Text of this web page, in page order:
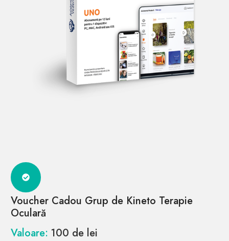
Voucher Cadou Grup de Kineto Terapie
Oculară
Valoare: 100 de lei